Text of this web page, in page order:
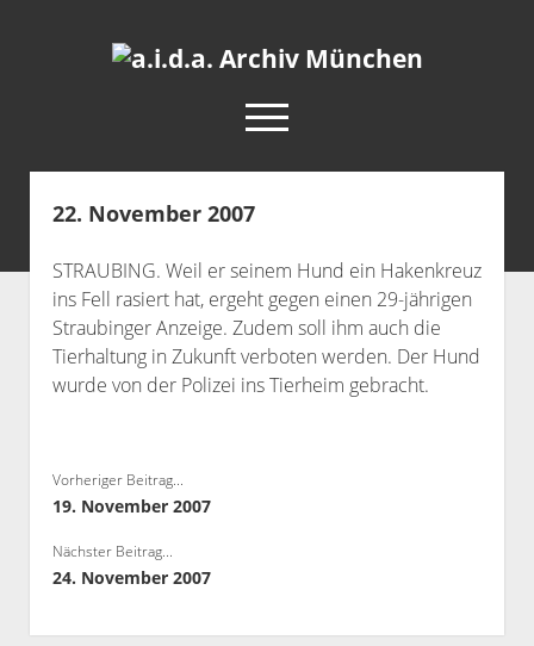
a.i.d.a.
open
menu
facebook
rss info@aida-archiv.de
Aktuelles
Termine
open
dropdown
menu
Antifaschistische Termine im Süden
Antifaschistische Termine in München
Rechte Termine München
Chronologie
open
RSS-Feeds, Twitter & Facebook
22. November 2007
STRAUBING. Weil er seinem Hund ein Hakenkreuz
ins Fell rasiert hat, ergeht gegen einen 29-jährigen
Straubinger Anzeige. Zudem soll ihm auch die
Tierhaltung in Zukunft verboten werden. Der Hund
wurde von der Polizei ins Tierheim gebracht.
Vorheriger Beitrag...
19. November 2007
Nächster Beitrag...
24. November 2007